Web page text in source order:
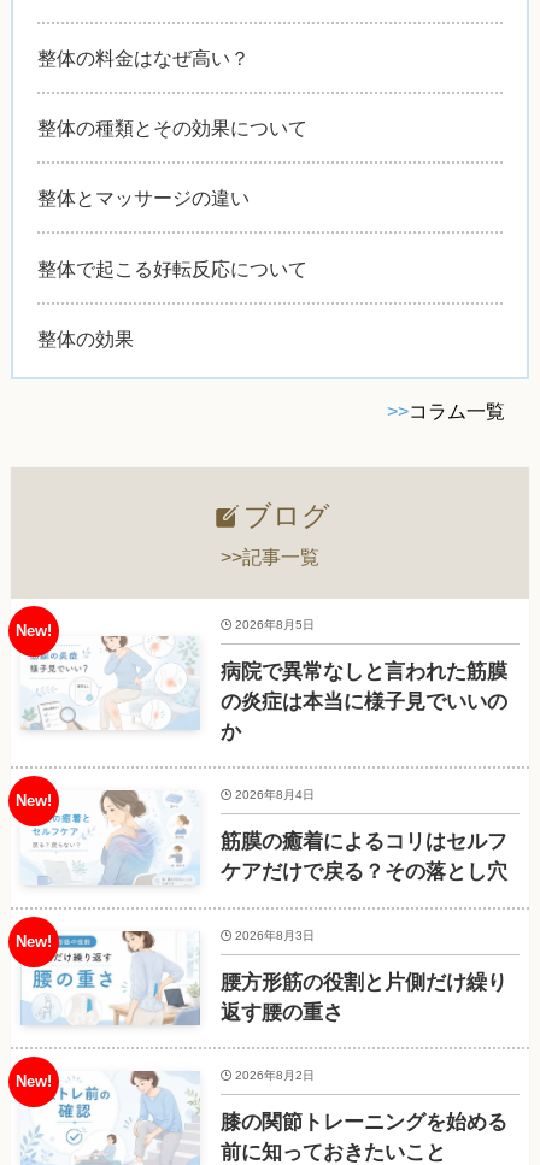
整体の料金はなぜ高い？
整体の種類とその効果について
整体とマッサージの違い
整体で起こる好転反応について
整体の効果
>>コラム一覧
ブログ
>>記事一覧
病院で異常なしと言われた筋膜
の炎症は本当に様子見でいいの
か
2026年8月5日
筋膜の癒着によるコリはセルフ
ケアだけで戻る？その落とし穴
2026年8月4日
腰方形筋の役割と片側だけ繰り
返す腰の重さ
2026年8月3日
膝の関節トレーニングを始める
前に知っておきたいこと
2026年8月2日